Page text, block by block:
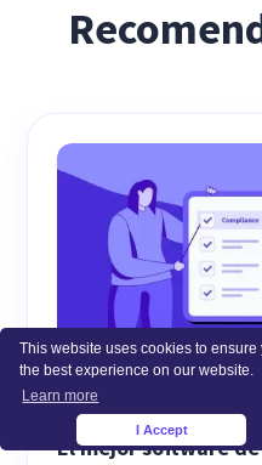
This website uses cookies to ensure
the best experience on our website.
Learn more
I Accept
EMPLOYEE MONITORING
El mejor software